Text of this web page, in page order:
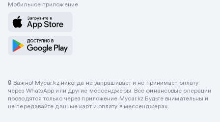
Мобильное приложение
🔒 Важно! Mycar.kz никогда не запрашивает и не принимает оплату
через WhatsApp или другие мессенджеры. Все финансовые операции
проводятся только через приложение Mycar.kz Будьте внимательны и
не передавайте данные карт и оплату в мессенджерах.